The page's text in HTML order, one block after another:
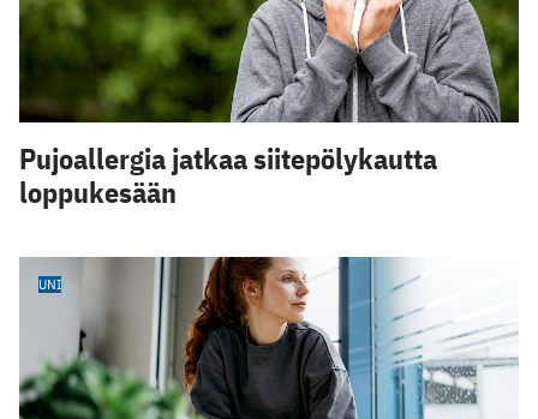
Pujoallergia jatkaa siitepölykautta
loppukesään
UNI